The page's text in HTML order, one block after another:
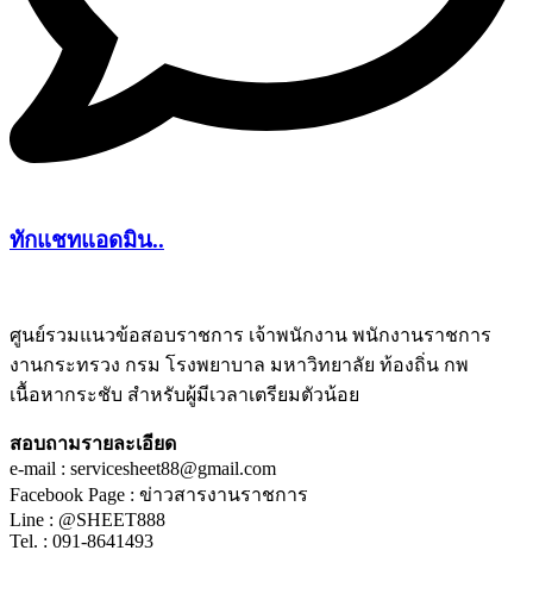
ทักแชทแอดมิน..
ศูนย์รวมแนวข้อสอบราชการ เจ้าพนักงาน พนักงานราชการ
งานกระทรวง กรม โรงพยาบาล มหาวิทยาลัย ท้องถิ่น กพ
เนื้อหากระชับ สำหรับผู้มีเวลาเตรียมตัวน้อย
สอบถามรายละเอียด
e-mail : servicesheet88@gmail.com
Facebook Page : ข่าวสารงานราชการ
Line : @SHEET888
Tel. : 091-8641493